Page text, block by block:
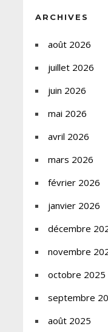
ARCHIVES
août 2026
juillet 2026
juin 2026
mai 2026
avril 2026
mars 2026
février 2026
janvier 2026
décembre
novembre
octobre 2025
septembre
août 2025